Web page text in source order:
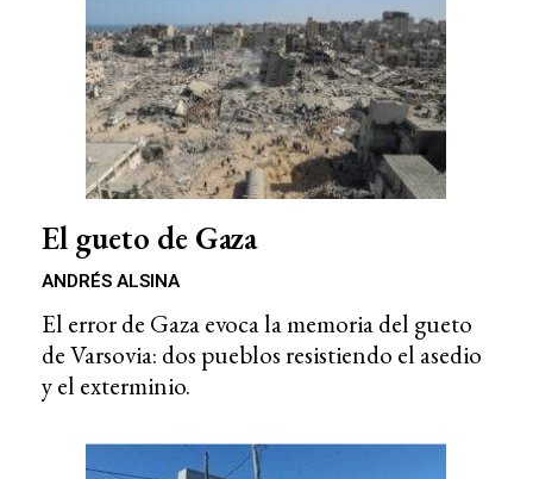
El gueto de Gaza
ANDRÉS ALSINA
El error de Gaza evoca la memoria del gueto
de Varsovia: dos pueblos resistiendo el asedio
y el exterminio.